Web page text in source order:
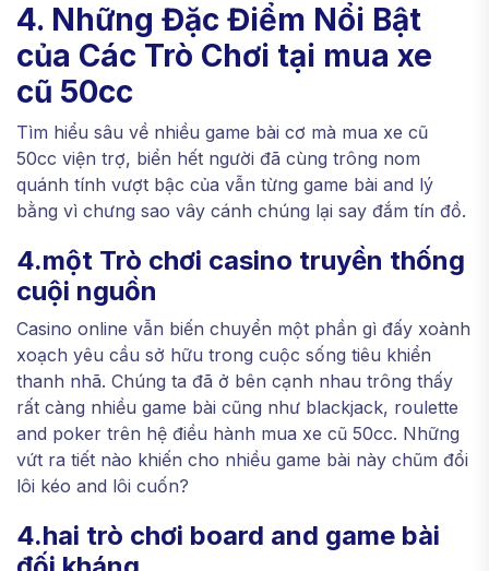
4. Những Đặc Điểm Nổi Bật
của Các Trò Chơi tại mua xe
cũ 50cc
Tìm hiểu sâu về nhiều game bài cơ mà mua xe cũ
50cc viện trợ, biển hết người đã cùng trông nom
quánh tính vượt bậc của vẫn từng game bài and lý
bằng vì chưng sao vây cánh chúng lại say đắm tín đồ.
4.một Trò chơi casino truyền thống
cuội nguồn
Casino online vẫn biến chuyển một phần gì đấy xoành
xoạch yêu cầu sở hữu trong cuộc sống tiêu khiển
thanh nhã. Chúng ta đã ở bên cạnh nhau trông thấy
rất càng nhiều game bài cũng như blackjack, roulette
and poker trên hệ điều hành mua xe cũ 50cc. Những
vứt ra tiết nào khiến cho nhiều game bài này chũm đổi
lôi kéo and lôi cuốn?
4.hai trò chơi board and game bài